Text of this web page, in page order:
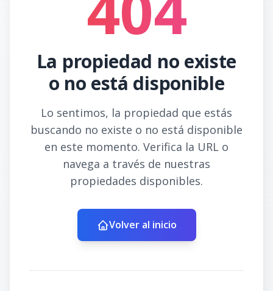
La propiedad no existe
o no está disponible
Lo sentimos, la propiedad que estás
buscando no existe o no está disponible
en este momento. Verifica la URL o
navega a través de nuestras
propiedades disponibles.
Volver al inicio